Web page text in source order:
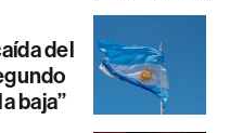
del
baja”